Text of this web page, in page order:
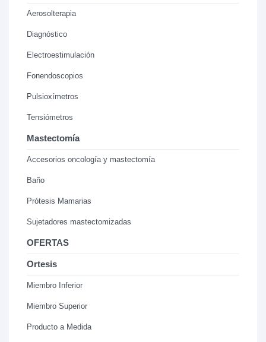
Aerosolterapia
Diagnóstico
Electroestimulación
Fonendoscopios
Pulsioxímetros
Tensiómetros
Mastectomía
Accesorios oncología y mastectomía
Baño
Prótesis Mamarias
Sujetadores mastectomizadas
OFERTAS
Ortesis
Miembro Inferior
Miembro Superior
Producto a Medida